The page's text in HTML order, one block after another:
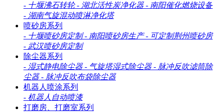
- 十堰沸石转轮 - 湖北活性炭净化器 - 南阳催化燃烧设备
- 湖南气旋混动喷淋净化塔
喷砂房系列
- 十堰喷砂房定制 - 南阳喷砂房生产 - 可定制荆州喷砂房
- 武汉喷砂房定制
除尘器系列
- 湿式静电除尘器 - 气旋塔湿式除尘器 - 脉冲反吹滤筒除
尘器 - 脉冲反吹布袋除尘器
机器人喷涂系列
- 机器人自动喷漆
打磨房、打磨室系列